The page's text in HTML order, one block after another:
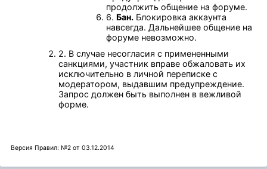
продолжить общение на форуме.
6. Бан. Блокировка аккаунта
навсегда. Дальнейшее общение на
форуме невозможно.
2. В случае несогласия с примененными
санкциями, участник вправе обжаловать их
исключительно в личной переписке с
модератором, выдавшим предупреждение.
Запрос должен быть выполнен в вежливой
форме.
Версия Правил: №2 от 03.12.2014